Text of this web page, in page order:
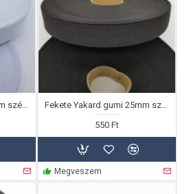
Fehér Yakard gumi 36mm széles
Fekete Yakard gumi 25mm széles
550 Ft
Megveszem